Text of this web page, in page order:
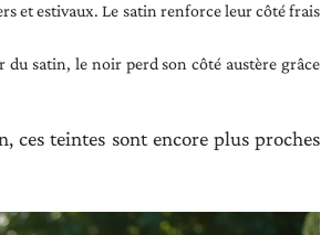
et estivaux. Le satin renforce leur côté frais
satin, le noir perd son côté austère grâce
ces teintes sont encore plus proches